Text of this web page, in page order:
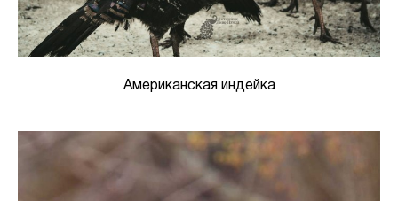
Американская индейка